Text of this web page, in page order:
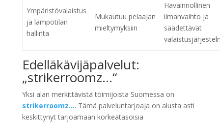
Ympäristövalaistus
ja lämpötilan
hallinta
Mukautuu pelaajan
mieltymyksiin
Havainnollinen
ilmanvaihto ja
säädettävät
Edelläkävijäpalvelut:
„strikerroomz…“
Yksi alan merkittävistä toimijoista Suomessa on
strikerroomz…. Tämä palveluntarjoaja on alusta asti
keskittynyt tarjoamaan korkeatasoisia